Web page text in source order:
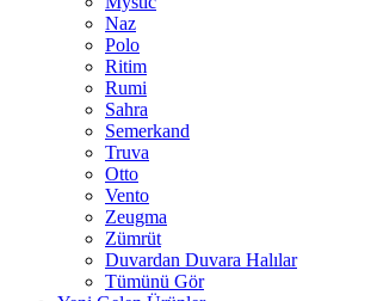
Naz
Polo
Ritim
Rumi
Sahra
Semerkand
Truva
Otto
Vento
Zeugma
Zümrüt
Duvardan Duvara Halılar
Tümünü Gör